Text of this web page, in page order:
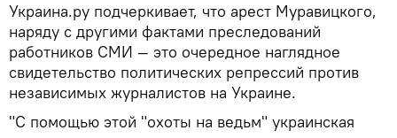
Украина.ру подчеркивает, что арест Муравицкого,
наряду с другими фактами преследований
работников СМИ — это очередное наглядное
свидетельство политических репрессий против
независимых журналистов на Украине.
"С помощью этой "охоты на ведьм" украинская